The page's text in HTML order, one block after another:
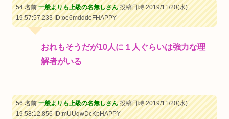
54 名前:一般よりも上級の名無しさん投稿日時:2019/11/20(水)
19:57:57.233ID:oe6mdddoFHAPPY
おれもそうだが10人に１人ぐらいは強力な理
解者がいる
56 名前:一般よりも上級の名無しさん投稿日時:2019/11/20(水)
19:58:12.856ID:mUUqwDcKpHAPPY